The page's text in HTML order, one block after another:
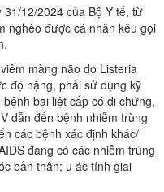
12/2024 của Bộ Y tế, từ
nghèo được cá nhân kêu gọi
màng não do Listeria
độ nặng, phải sử dụng kỹ
bại liệt cấp có di chứng,
dẫn đến bệnh nhiễm trùng
các bệnh xác định khác/
đang có các nhiễm trùng
bản thân; u ác tính giai